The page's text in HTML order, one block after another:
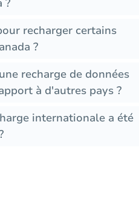
?
recharger certains
?
recharge de données
à d'autres pays ?
internationale a été